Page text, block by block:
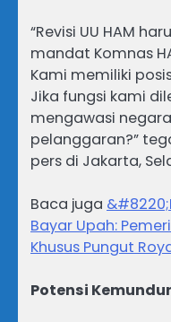
“Revisi UU HAM
mandat Komnas
Kami memiliki
Jika fungsi kami
mengawasi
pelanggaran?”
pers di Jakarta,
Baca juga
Bayar Upah:
Khusus Pungut
Potensi